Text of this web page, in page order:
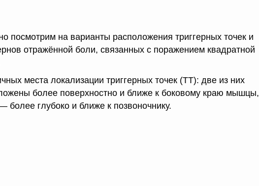
посмотрим на варианты расположения триггерных точек и
отражённой боли, связанных с поражением квадратной
места локализации триггерных точек (ТТ): две из них
более поверхностно и ближе к боковому краю мышцы,
более глубоко и ближе к позвоночнику.